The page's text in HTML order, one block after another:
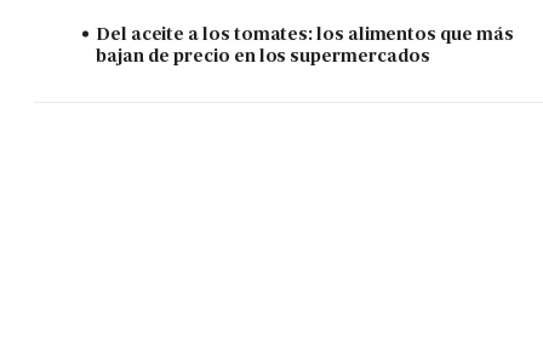
Del aceite a los tomates: los alimentos que más
bajan de precio en los supermercados